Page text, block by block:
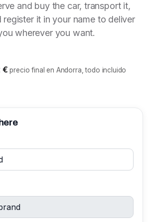
and buy the car, transport it,
register it in your name to deliver
wherever you want.
€precio final en Andorra, todo incluido